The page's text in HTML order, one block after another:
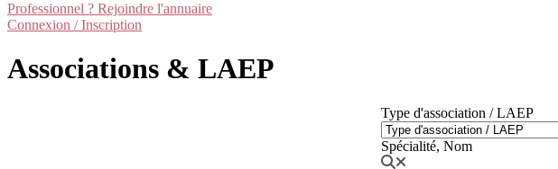
Professionnel ? Rejoindre l'annuaire
Connexion / Inscription
Associations & LAEP
Type d'association / LAEP
Spécialité, Nom